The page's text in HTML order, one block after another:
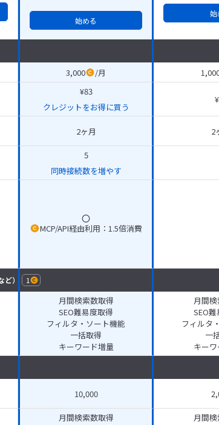
始める
始
3,000 /月
¥83
クレジットをお得に買う
2ヶ月 2
5
同時接続数を増やす
MCP/API経由利用：1.5倍消費
） 1
月間検索数取得
SEO難易度取得
フィルタ・ソート機能
一括取得
キーワード増量
月間
SEO
フィルタ
一
キー
10,000
月間検索数取得
月間